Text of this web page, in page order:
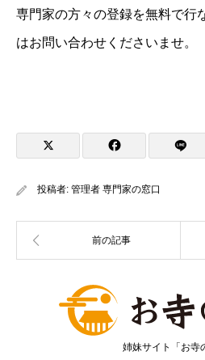
専門家の方々の登録を無料で行
はお問い合わせくださいませ。
投稿者: 管理者 専門家の窓口
姉妹サイト「お寺